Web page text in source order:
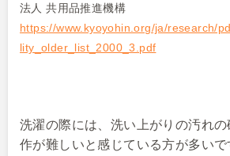
法人 共用品推進機構
https://www.kyoyohin.org/ja/research/
lity_older_list_2000_3.pdf
洗濯の際には、洗い上がりの汚れ
作が難しいと感じている方が多いで